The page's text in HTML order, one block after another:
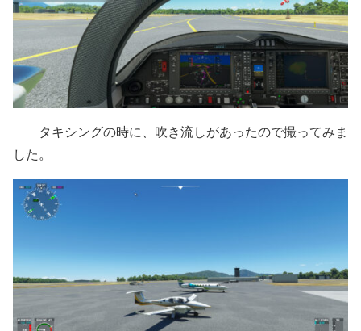
タキシングの時に、吹き流しがあったので撮ってみま
した。